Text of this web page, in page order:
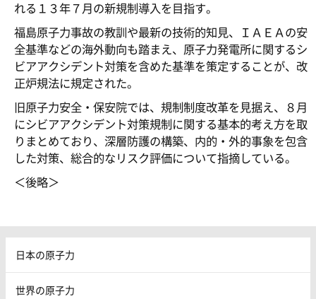
れる１３年７月の新規制導入を目指す。
福島原子力事故の教訓や最新の技術的知見、ＩＡＥＡの安
全基準などの海外動向も踏まえ、原子力発電所に関するシ
ビアアクシデント対策を含めた基準を策定することが、改
正炉規法に規定された。
旧原子力安全・保安院では、規制制度改革を見据え、８月
にシビアアクシデント対策規制に関する基本的考え方を取
りまとめており、深層防護の構築、内的・外的事象を包含
した対策、総合的なリスク評価について指摘している。
＜後略＞
日本の原子力
世界の原子力